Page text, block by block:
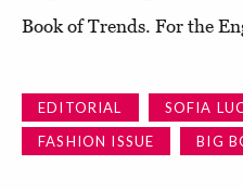
Book of Trends. For the
EDITORIAL SOFIA
FASHION ISSUE
BIG